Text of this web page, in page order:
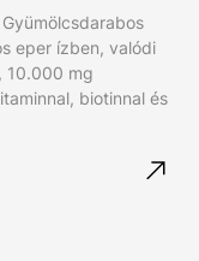
eper ízben, valódi
10.000 mg
biotinnal és